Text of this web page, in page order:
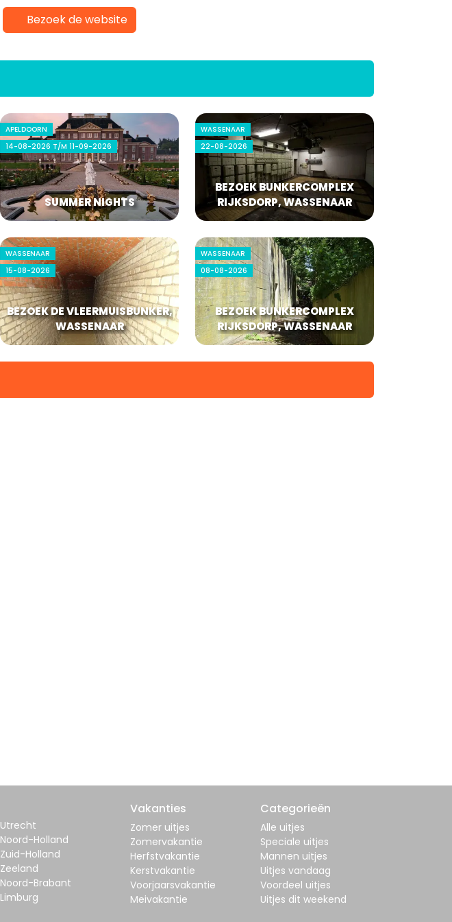
Bezoek de website
APELDOORN
14-08-2026 T/M 11-09-2026
SUMMER NIGHTS
WASSENAAR
22-08-2026
BEZOEK BUNKERCOMPLEX
RIJKSDORP, WASSENAAR
WASSENAAR
15-08-2026
BEZOEK DE VLEERMUISBUNKER,
WASSENAAR
WASSENAAR
08-08-2026
BEZOEK BUNKERCOMPLEX
RIJKSDORP, WASSENAAR
Utrecht
Noord-Holland
Zuid-Holland
Zeeland
Noord-Brabant
Limburg
Vakanties
Zomer uitjes
Zomervakantie
Herfstvakantie
Kerstvakantie
Voorjaarsvakantie
Meivakantie
Categorieën
Alle uitjes
Speciale uitjes
Mannen uitjes
Uitjes vandaag
Voordeel uitjes
Uitjes dit weekend